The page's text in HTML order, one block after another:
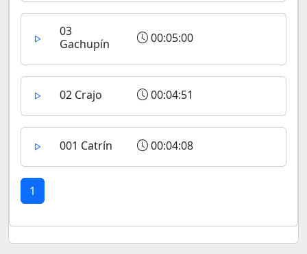
03
Gachupín
00:05:00
02 Crajo 00:04:51
001 Catrín 00:04:08
1